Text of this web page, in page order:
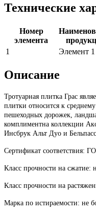
Технические
Номер
элемента
1
Элемент 1
Описание
Тротуарная плитка Грас
плитки относится к
пешеходных дорожек,
комплиментна коллекции
Инсбрук Альт Дуо и
Сертификат соответствия:
Класс прочности на сжатие:
Класс прочности на
Марка по истираемости: не